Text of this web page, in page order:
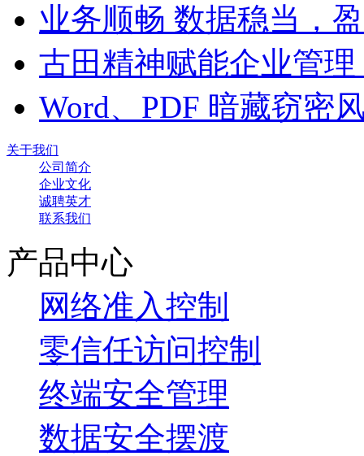
业务顺畅 数据稳当，
古田精神赋能企业管
Word、PDF 暗藏窃密
关于我们
公司简介
企业文化
诚聘英才
联系我们
产品中心
网络准入控制
零信任访问控制
终端安全管理
数据安全摆渡